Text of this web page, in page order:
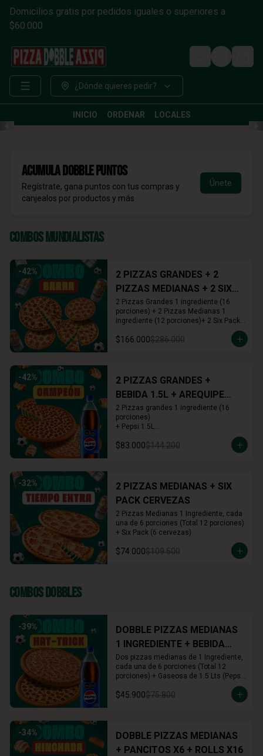
Domicilios gratis por pedidos iguales o superiores a
$60.000
Login
¿Dónde quieres pedir?
INICIO ORDENAR LOCALES
AcumulaDOBBLE Puntos
Regístrate, gana puntos con tus compras y
canjealos por productos y más
Únete
Combos Mundialistas
-42%
2 PIZZAS GRANDES + 2
PIZZAS MEDIANAS + 2 SIX
PACKS CERVEZAS
2 Pizzas Grandes 1 ingrediente (16
porciones) + 2 Pizzas Medianas 1
ingrediente (12 porciones)+ 2 Six Pack
$166.000$286.000
-42%
2 PIZZAS GRANDES +
BEBIDA 1.5L + AREQUIPE
ROLLS
2 Pizzas grandes 1 ingrediente (16
porciones)
+ Pepsi 1.5L
+ Arequipe o Cinnamon Rolls (16 und.)
$83.000$144.200
-32%
2 PIZZAS MEDIANAS + SIX
PACK CERVEZAS
2 Pizzas Medianas 1 Ingrediente, cada
una de 6 porciones (Total 12 porciones)
+ Six Pack (6 cervezas)
$74.000$109.500
Combos Dobbles
-39%
DOBBLE PIZZAS MEDIANAS
1 INGREDIENTE + BEBIDA
1.5L
Dos pizzas medianas de 1 Ingrediente,
cada una de 6 porciones (Total 12
porciones) + Gaseosa de 1.5 Lts (Pepsi,
$45.900$75.800
-34%
DOBBLE PIZZAS MEDIANAS
+ PANCITOS X6 + ROLLS X16